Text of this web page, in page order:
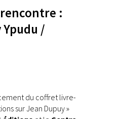
:
/
du coffret livre-
sur Jean Dupuy »